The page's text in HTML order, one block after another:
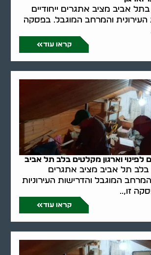
בתל אביב מציב אתגרים ייחודיים
והמרחב המוגבל. בפסקה
קראו עוד
לפינוי וארגון מקלטים בלב תל אביב
בלב תל אביב מציב אתגרים
המוגבל והדרישות העירוניות
זו,..
קראו עוד